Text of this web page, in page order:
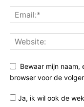
Bewaar mijn
browser voor de
Ja, ik wil ook de